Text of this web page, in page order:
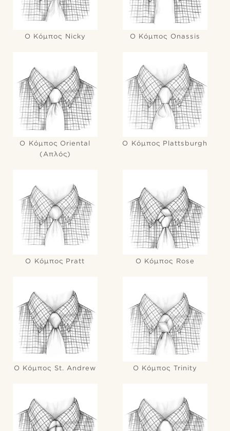
Ο Κόμπος Nicky Ο Κόμπος Onassis
Ο Κόμπος Oriental
(Απλός)
Ο Κόμπος Plattsburgh
Ο Κόμπος Pratt Ο Κόμπος Rose
Ο Κόμπος St. Andrew Ο Κόμπος Trinity